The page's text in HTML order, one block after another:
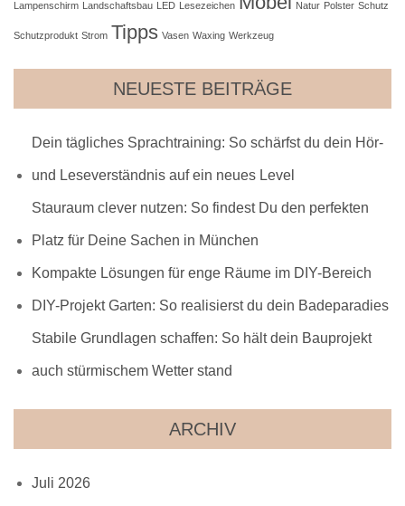
Lampenschirm Landschaftsbau LED Lesezeichen Natur Polster Schutz
Schutzprodukt Strom Tipps Vasen Waxing Werkzeug
NEUESTE BEITRÄGE
Dein tägliches Sprachtraining: So schärfst du dein Hör-
und Leseverständnis auf ein neues Level
Stauraum clever nutzen: So findest Du den perfekten
Platz für Deine Sachen in München
Kompakte Lösungen für enge Räume im DIY-Bereich
DIY-Projekt Garten: So realisierst du dein Badeparadies
Stabile Grundlagen schaffen: So hält dein Bauprojekt
auch stürmischem Wetter stand
ARCHIV
Juli 2026